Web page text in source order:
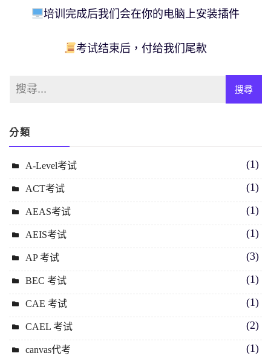
培训完成后我们会在你的电脑上安装插件
考试结束后，付给我们尾款
分類
A-Level考试 (1)
ACT考试 (1)
AEAS考试 (1)
AEIS考试 (1)
AP 考试 (3)
BEC 考试 (1)
CAE 考试 (1)
CAEL 考试 (2)
canvas代考 (1)